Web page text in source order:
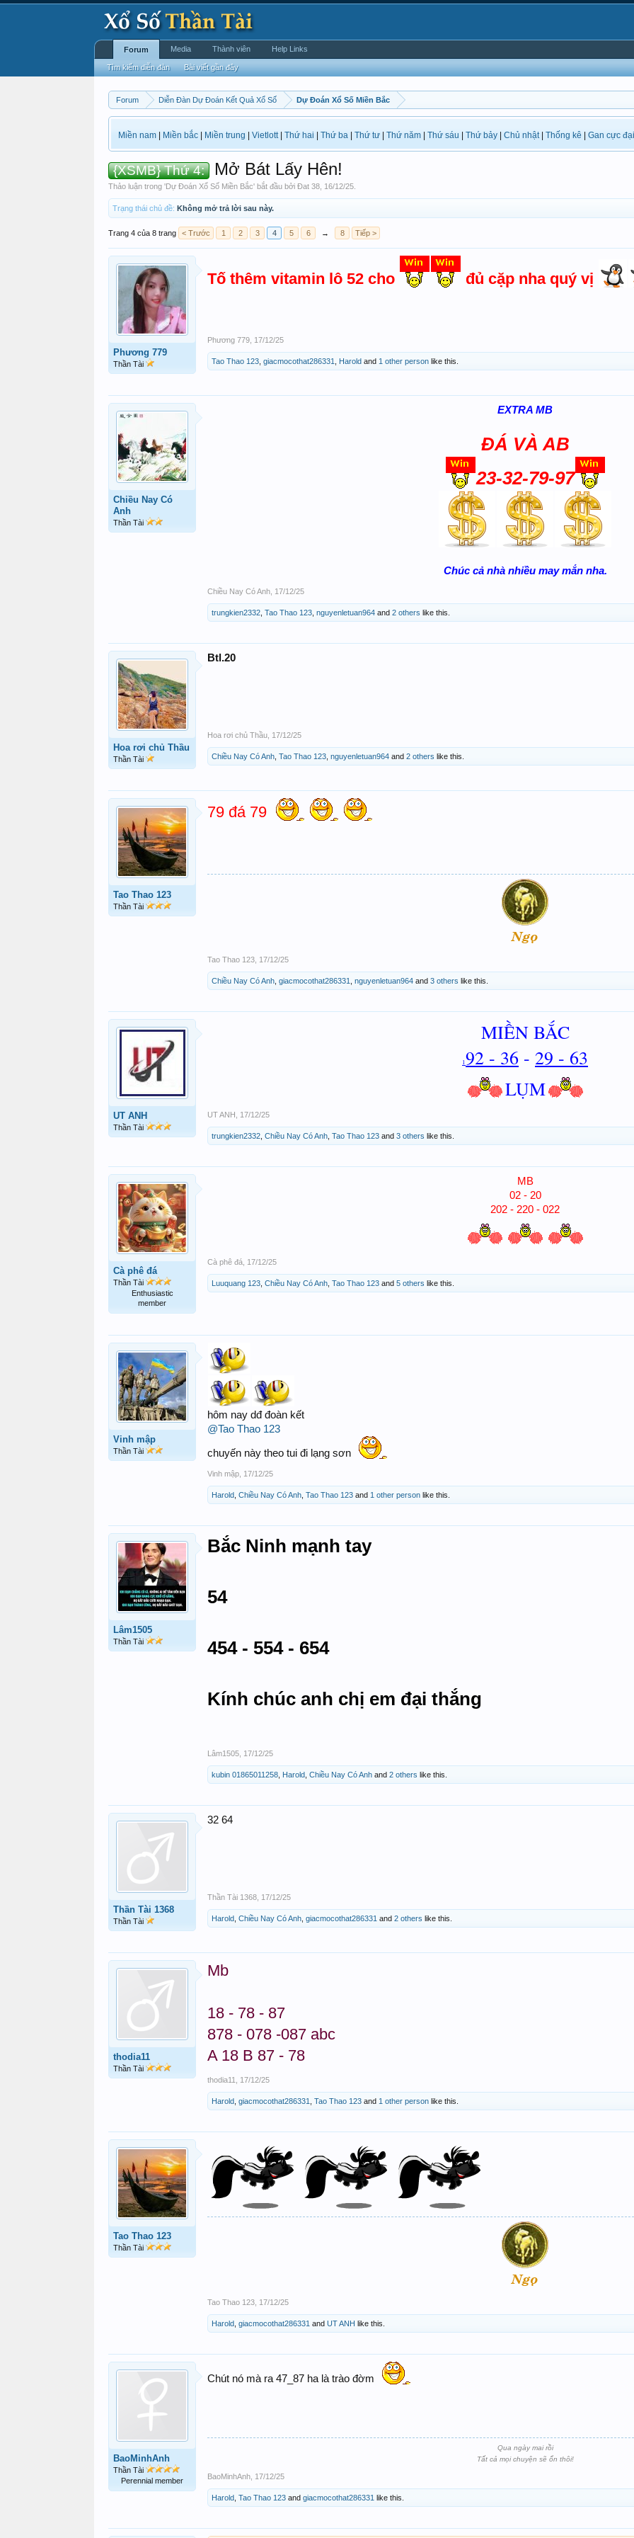
Forum Diễn Đàn Dự Đoán Kết Quả Xổ Số Dự Đoán Xổ Số Miền Bắc
Miền nam Miền bắc Miền trung Vietlott| Thứ hai Thứ ba Thứ tư Thứ năm Thứ sáu Thứ bảy Chủ nhật| Thống kê Gan cực đại
{XSMB} Thứ 4: Mở Bát Lấy Hên!
Thảo luận trong 'Dự Đoán Xổ Số Miền Bắc' bắt đầu bởi Đat 38 16/12/25
Trạng thái chủ đề: Không mở trả lời sau này.
Trang 4 của 8 trang < Trước 1 2 3 4 5 6 → 8 Tiếp >
Phương 779
Thần Tài
Tố thêm vitamin lô 52 cho đủ cặp nha quý vị
Phương 779 17/12/25
Tao Thao 123 giacmocothat286331 Harold and 1 other person like this.
Chiều Nay Có
Anh
Thần Tài
EXTRA MB
ĐÁ VÀ AB
23-32-79-97
Chúc cả nhà nhiều may mắn nha.
Chiều Nay Có Anh 17/12/25
trungkien2332 Tao Thao 123 nguyenletuan964 and 2 others like this.
Hoa rơi chủ Thầu
Thần Tài
Btl.20
Hoa rơi chủ Thầu 17/12/25
Chiều Nay Có Anh Tao Thao 123 nguyenletuan964 and 2 others like this.
Tao Thao 123
Thần Tài
79 đá 79
Tao Thao 123 17/12/25
Chiều Nay Có Anh giacmocothat286331 nguyenletuan964 and 3 others like this.
UT ANH
Thần Tài
MIỀN BẮC
192 - 36 - 29 - 63
LỤM
UT ANH 17/12/25
trungkien2332 Chiều Nay Có Anh Tao Thao 123 and 3 others like this.
Cà phê đá
Thần Tài
Enthusiastic
member
MB
02 - 20
202 - 220 - 022
Cà phê đá 17/12/25
Luuquang 123 Chiều Nay Có Anh Tao Thao 123 and 5 others like this.
Vinh mập
Thần Tài
hôm nay dđ đoàn kết
@Tao Thao 123
chuyến này theo tui đi lạng sơn
Vinh mập 17/12/25
Harold Chiều Nay Có Anh Tao Thao 123 and 1 other person like this.
Lâm1505
Thần Tài
Bắc Ninh mạnh tay
54
454 - 554 - 654
Kính chúc anh chị em đại thắng
Lâm1505 17/12/25
kubin 01865011258 Harold Chiều Nay Có Anh and 2 others like this.
Thần Tài 1368
Thần Tài
32 64
Thần Tài 1368 17/12/25
Harold Chiều Nay Có Anh giacmocothat286331 and 2 others like this.
thodia11
Thần Tài
Mb
18 - 78 - 87
878 - 078 -087 abc
A 18 B 87 - 78
thodia11 17/12/25
Harold giacmocothat286331 Tao Thao 123 and 1 other person like this.
Tao Thao 123
Thần Tài
Tao Thao 123 17/12/25
Harold giacmocothat286331 and UT ANH like this.
BaoMinhAnh
Thần Tài
Perennial member
Chút nó mà ra 47_87 ha là trào đờm
Qua ngày mai rồi
Tất cả mọi chuyện sẽ ổn thôi!
BaoMinhAnh 17/12/25
Harold Tao Thao 123 and giacmocothat286331 like this.
Forum
Tìm kiếm diễn đàn Bài viết gần đây
Media Thành viên Help Links